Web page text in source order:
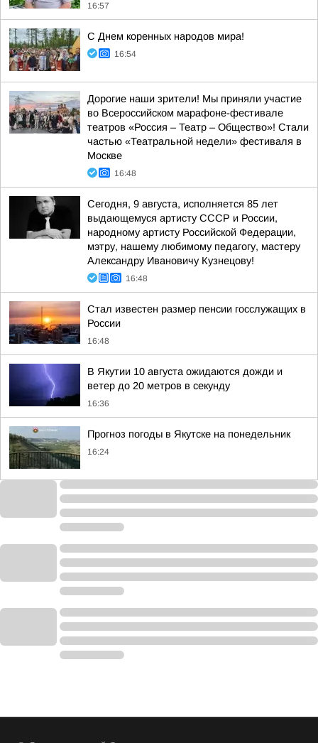
16:57
С Днем коренных народов мира!
16:54
Дорогие наши зрители! Мы приняли участие
во Всероссийском марафоне-фестивале
театров «Россия – Театр – Общество»! Стали
частью «Театральной недели» фестиваля в
Москве
16:48
Сегодня, 9 августа, исполняется 85 лет
выдающемуся артисту СССР и России,
народному артисту Российской Федерации,
мэтру, нашему любимому педагогу, мастеру
Александру Ивановичу Кузнецову!
16:48
Стал известен размер пенсии госслужащих в
России
16:48
В Якутии 10 августа ожидаются дожди и
ветер до 20 метров в секунду
16:36
Прогноз погоды в Якутске на понедельник
16:24